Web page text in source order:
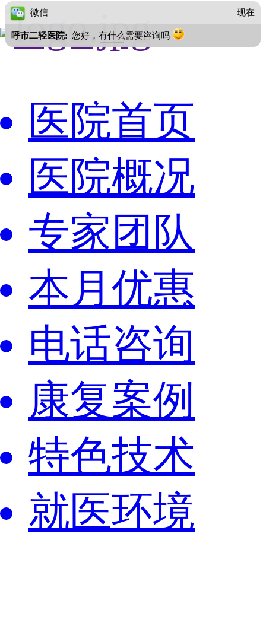
医院首页
医院概况
专家团队
本月优惠
电话咨询
康复案例
特色技术
就医环境
微信 现在
呼市二轻医院: 您好，有什么需要咨询吗